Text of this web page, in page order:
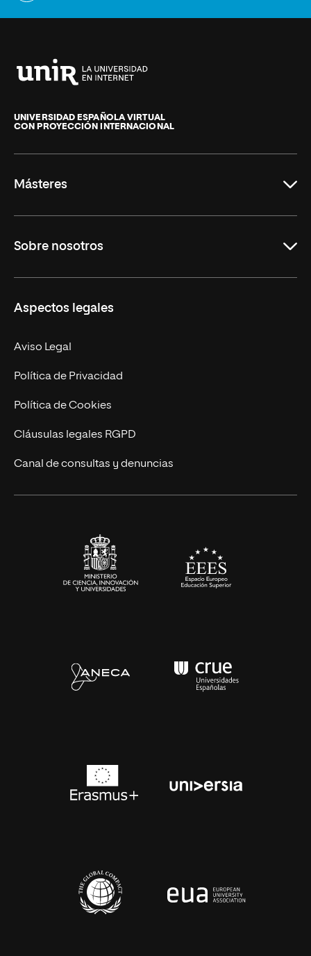
de
La
UNIVERSIDAD ESPAÑOLA VIRTUAL
CON PROYECCIÓN INTERNACIONAL
Másteres
Derecho
Empresa
MBA
Marketing y Comunicación
Ingeniería
Diseño
Ciencias de la Salud
Sobre nosotros
Nuestro Equipo
Contacto
Aspectos legales
Aviso Legal
Política de Privacidad
Política de Cookies
Cláusulas legales RGPD
Canal de consultas y denuncias